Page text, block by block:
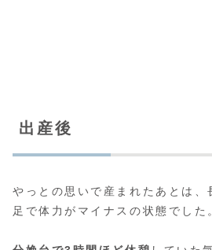
出産後
やっとの思いで産まれたあとは、
足で体力がマイナスの状態でした